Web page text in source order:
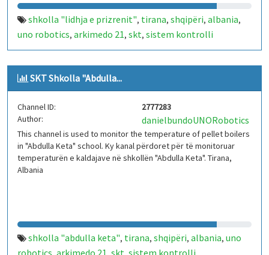
shkolla "lidhja e prizrenit", tirana, shqipëri, albania,
uno robotics, arkimedo 21, skt, sistem kontrolli
temperature,iot,arduino,kaldajë
SKT Shkolla "Abdulla...
Channel ID:
2777283
Author:
danielbundoUNORobotics
This channel is used to monitor the temperature of pellet boilers
in "Abdulla Keta" school. Ky kanal përdoret për të monitoruar
temperaturën e kaldajave në shkollën "Abdulla Keta". Tirana,
Albania
shkolla "abdulla keta", tirana, shqipëri, albania, uno
robotics arkimedo 21 skt sistem kontrolli